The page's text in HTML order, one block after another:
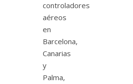
controladores
aéreos
en
Barcelona,
Canarias
y
Palma,